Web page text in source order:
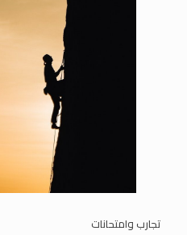
تجارب وامتحانات